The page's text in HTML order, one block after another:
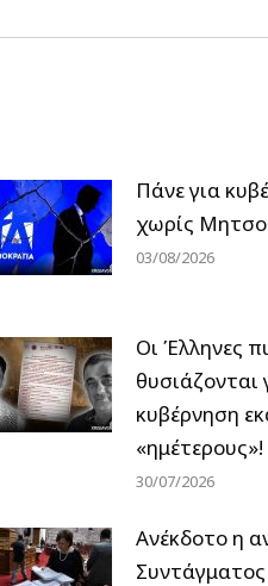
Πάνε για
χωρίς
03/08/2026
Οι Έλληνες
θυσιάζονται
κυβέρνηση
«ημέτερους»!
30/07/2026
Ανέκδοτο η
Συντάγματος